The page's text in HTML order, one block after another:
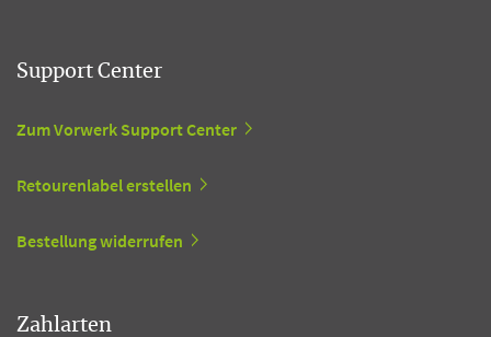
Support Center
Zum Vorwerk Support Center
Retourenlabel erstellen
Bestellung widerrufen
Zahlarten